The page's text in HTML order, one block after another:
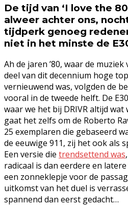
De tijd van ‘I love the
alweer achter ons,
tijdperk genoeg
niet in het minste de
Ah de jaren ’80, waar de
deel van dit decennium hoge
vernieuwend was, volgden de
vooral in de tweede helft. De
waar we het bij DRIVR altijd
gaat het zelfs om de Roberto
25 exemplaren die gebaseerd
de eeuwige 911, zij het ook als
Een versie die trendsettend was
radicaal is dan eerdere en
een zonneklepje voor de
uitkomst van het duel is
spannend dan eerst gedacht…